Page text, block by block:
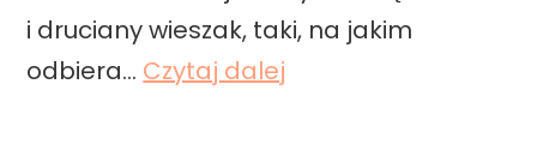
k
p
i druciany wieszak, taki, na jakim
odbiera… Czytaj dalej